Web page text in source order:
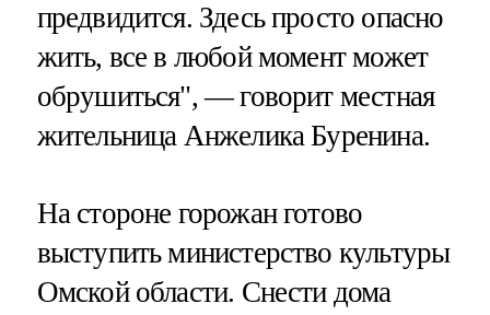
предвидится. Здесь просто опасно
жить, все в любой момент может
обрушиться", — говорит местная
жительница Анжелика Буренина.
На стороне горожан готово
выступить министерство культуры
Омской области. Снести дома